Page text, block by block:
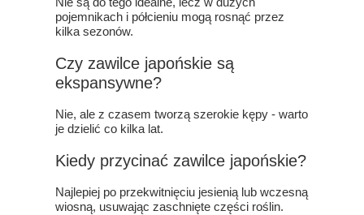
pojemnikach i półcieniu mogą rosnąć przez
kilka sezonów.
Czy zawilce japońskie są
ekspansywne?
Nie, ale z czasem tworzą szerokie kępy - warto
je dzielić co kilka lat.
Kiedy przycinać zawilce japońskie?
Najlepiej po przekwitnięciu jesienią lub wczesną
wiosną, usuwając zaschnięte części roślin.